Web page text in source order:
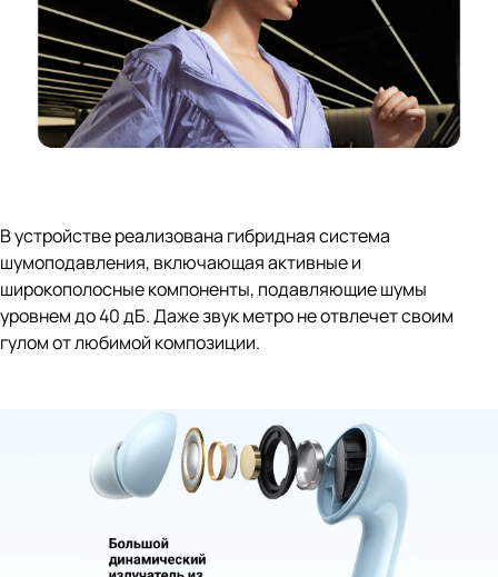
В устройстве реализована гибридная система
шумоподавления, включающая активные и
широкополосные компоненты, подавляющие шумы
уровнем до 40 дБ. Даже звук метро не отвлечет своим
гулом от любимой композиции.